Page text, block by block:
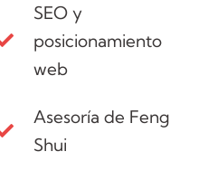
SEO y
posicionamiento
web
Asesoría de Feng
Shui